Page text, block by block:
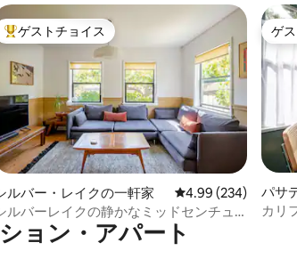
5つ星中4.94つ星の平均評価
大好評のゲストチョイスです。
ゲストチョイス
ルバー・レイクの一軒家 レビュー234件、5
4.99 (234)
ルバーレイクの静かなミッドセンチュ
ーガーデンアパートメント
ゲ
ゲ
パサ
カリ
ョン・アパート